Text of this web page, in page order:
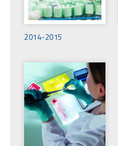
2014-2015
c
u
m
e